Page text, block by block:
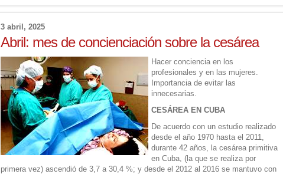
3 abril, 2025
Abril: mes de concienciación sobre la cesárea
Hacer conciencia en los
profesionales y en las mujeres.
Importancia de evitar las
innecesarias.
CESÁREA EN CUBA
De acuerdo con un estudio realizado
desde el año 1970 hasta el 2011,
durante 42 años, la cesárea primitiva
en Cuba, (la que se realiza por
primera vez) ascendió de 3,7 a 30,4 %; y desde el 2012 al 2016 se mantuvo con